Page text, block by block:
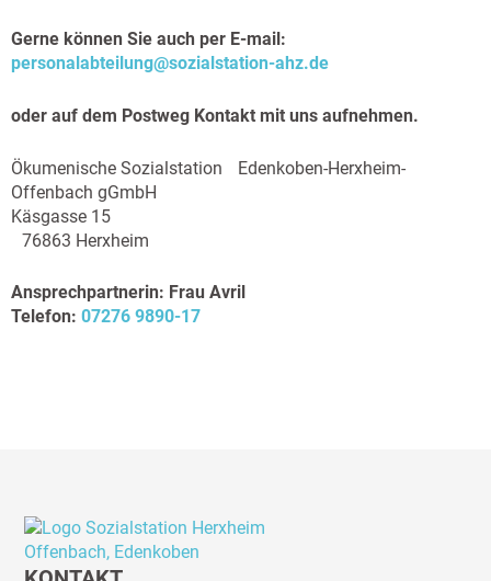
Gerne können Sie auch per E-mail:
personalabteilung@sozialstation-ahz.de
oder auf dem Postweg Kontakt mit uns aufnehmen.
Ökumenische Sozialstation Edenkoben-Herxheim-
Offenbach gGmbH
Käsgasse 15
76863 Herxheim
Ansprechpartnerin: Frau Avril
Telefon: 07276 9890-17